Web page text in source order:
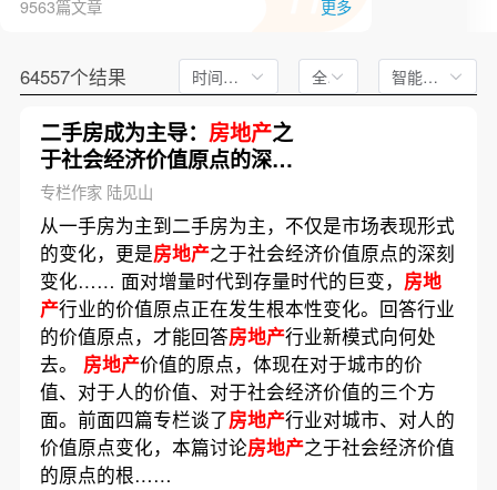
9563篇文章 更多
64557个结果 时间不限 全文 智能排序
二手房成为主导： 房地产之
于社会经济价值原点的深刻
变化｜构建房地产
（23）
专栏作家 陆见山
从一手房为主到二手房为主，不仅是市场表现形式
的变化，更是房地产之于社会经济价值原点的深刻
变化…… 面对增量时代到存量时代的巨变， 房地
产行业的价值原点正在发生根本性变化。回答行业
的价值原点，才能回答房地产行业新模式向何处
去。 房地产价值的原点，体现在对于城市的价
值、对于人的价值、对于社会经济价值的三个方
面。前面四篇专栏谈了房地产行业对城市、对人的
价值原点变化，本篇讨论房地产之于社会经济价值
的原点的根……